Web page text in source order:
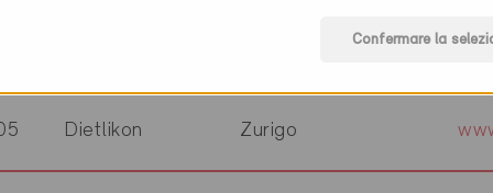
Dietlikon Zurigo
Confermare la